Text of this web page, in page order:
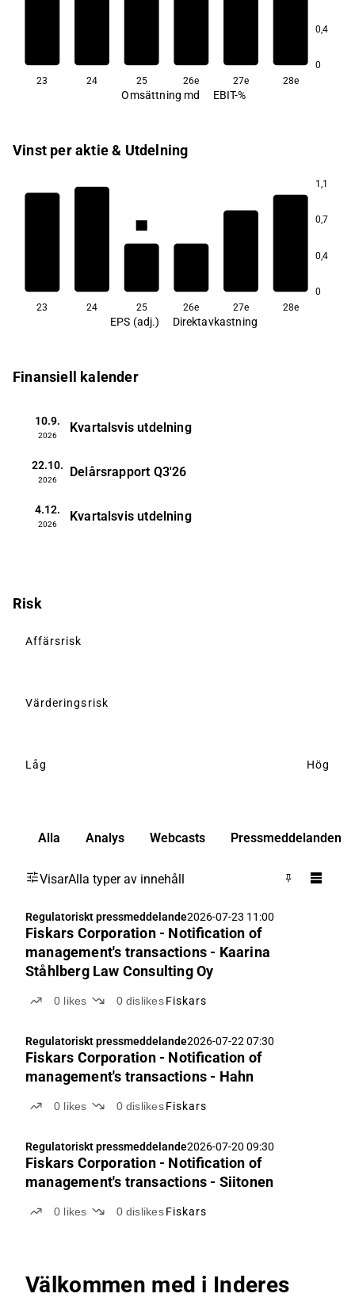
0,4
0
23 24 25 26e 27e 28e
Omsättning md EBIT-%
Vinst per aktie & Utdelning
1,1
0,7
0,4
0
6,6
23 24 25 26e 27e 28e
EPS (adj.) Direktavkastning
Finansiell kalender
10.9.
2026
Kvartalsvis utdelning
22.10.
2026
Delårsrapport Q3'26
4.12.
2026
Kvartalsvis utdelning
Risk
Affärsrisk
Värderingsrisk
Låg Hög
Alla Analys Webcasts Pressmeddelanden
VisarAlla typer av innehåll
Regulatoriskt pressmeddelande2026-07-23 11:00
Fiskars Corporation - Notification of
management's transactions - Kaarina
Ståhlberg Law Consulting Oy
0 likes 0 dislikes Fiskars
Regulatoriskt pressmeddelande2026-07-22 07:30
Fiskars Corporation - Notification of
management's transactions - Hahn
0 likes 0 dislikes Fiskars
Regulatoriskt pressmeddelande2026-07-20 09:30
Fiskars Corporation - Notification of
management's transactions - Siitonen
0 likes 0 dislikes Fiskars
Välkommen med i Inderes